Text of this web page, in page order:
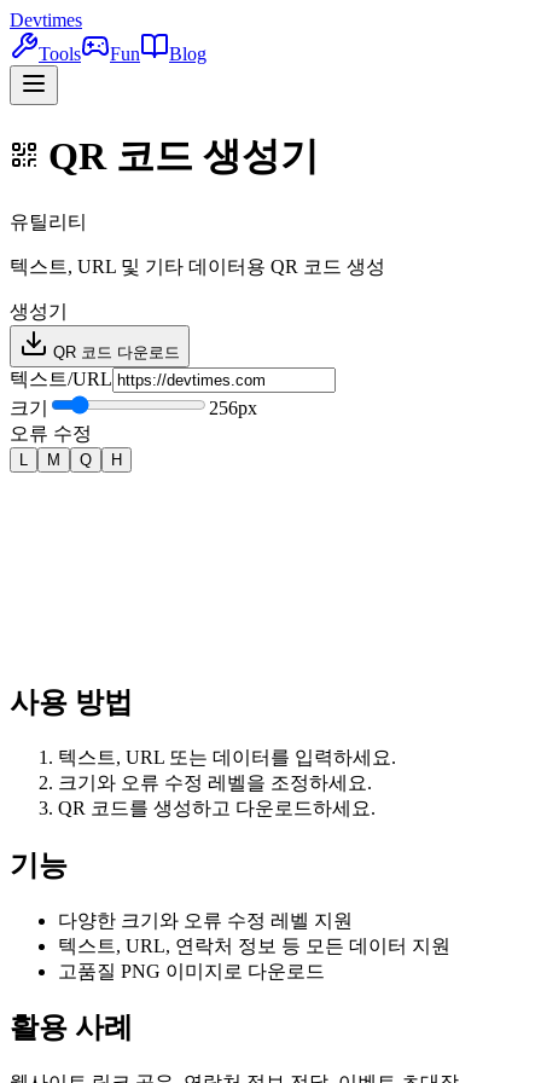
Devtimes
Tools
Fun Blog
QR 코드 생성기
유틸리티
텍스트, URL 및 기타 데이터용 QR 코드 생성
생성기
QR 코드 다운로드
텍스트/URL
크기
256px
오류 수정
M Q H
사용 방법
텍스트, URL 또는 데이터를 입력하세요.
크기와 오류 수정 레벨을 조정하세요.
QR 코드를 생성하고 다운로드하세요.
기능
다양한 크기와 오류 수정 레벨 지원
텍스트, URL, 연락처 정보 등 모든 데이터 지원
고품질 PNG 이미지로 다운로드
활용 사례